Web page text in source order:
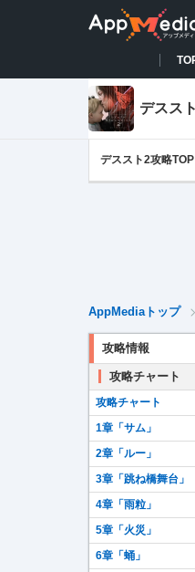
デスス
デススト2攻略TOP
AppMediaトップ
攻略情報
攻略チャート
攻略チャート
1章「サム」
2章「ルー」
3章「跳ね橋舞台」
4章「雨粒」
5章「火災」
6章「蛹」